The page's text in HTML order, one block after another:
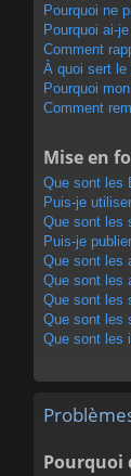
Pourquoi ne
Pourquoi ai-
Comment
À quoi sert le
Pourquoi
Comment
Mise en
Que sont les
Puis-je
Que sont les
Puis-je
Que sont les
Que sont les
Que sont les
Que sont les
Que sont les
Pourquoi